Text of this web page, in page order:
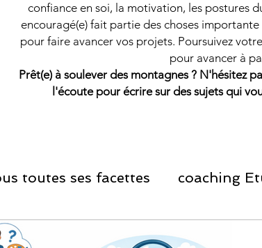
confiance en soi, la motivation, les postures
encouragé(e) fait partie des choses
pour faire avancer vos projets. Poursuivez
pour avancer à
Prêt(e) à soulever des montagnes ?​ N'hésitez
l'écoute pour écrire sur des sujets qui
toutes ses facettes coaching
Développement Personnel